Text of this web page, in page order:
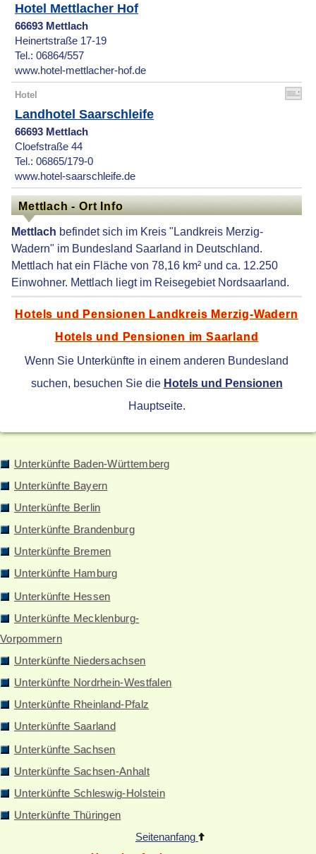
Hotel Mettlacher Hof
66693 Mettlach
Heinertstraße 17-19
Tel.: 06864/557
www.hotel-mettlacher-hof.de
Hotel
Landhotel Saarschleife
66693 Mettlach
Cloefstraße 44
Tel.: 06865/179-0
www.hotel-saarschleife.de
Mettlach - Ort Info
Mettlach befindet sich im Kreis "Landkreis Merzig-
Wadern" im Bundesland Saarland in Deutschland.
Mettlach hat ein Fläche von 78,16 km² und ca. 12.250
Einwohner. Mettlach liegt im Reisegebiet Nordsaarland.
Hotels und Pensionen Landkreis Merzig-Wadern
Hotels und Pensionen im Saarland
Wenn Sie Unterkünfte in einem anderen Bundesland
suchen, besuchen Sie die Hotels und Pensionen
Hauptseite.
Unterkünfte Baden-Württemberg
Unterkünfte Bayern
Unterkünfte Berlin
Unterkünfte Brandenburg
Unterkünfte Bremen
Unterkünfte Hamburg
Unterkünfte Hessen
Unterkünfte Mecklenburg-
Vorpommern
Unterkünfte Niedersachsen
Unterkünfte Nordrhein-Westfalen
Unterkünfte Rheinland-Pfalz
Unterkünfte Saarland
Unterkünfte Sachsen
Unterkünfte Sachsen-Anhalt
Unterkünfte Schleswig-Holstein
Unterkünfte Thüringen
Seitenanfang